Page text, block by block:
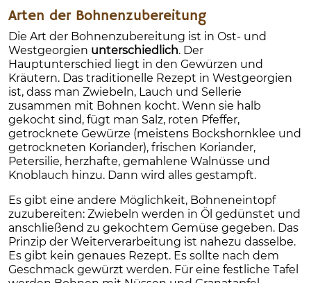
Arten der Bohnenzubereitung
Die Art der Bohnenzubereitung ist in Ost- und
Westgeorgien unterschiedlich. Der
Hauptunterschied liegt in den Gewürzen und
Kräutern. Das traditionelle Rezept in Westgeorgien
ist, dass man Zwiebeln, Lauch und Sellerie
zusammen mit Bohnen kocht. Wenn sie halb
gekocht sind, fügt man Salz, roten Pfeffer,
getrocknete Gewürze (meistens Bockshornklee und
getrockneten Koriander), frischen Koriander,
Petersilie, herzhafte, gemahlene Walnüsse und
Knoblauch hinzu. Dann wird alles gestampft.
Es gibt eine andere Möglichkeit, Bohneneintopf
zuzubereiten: Zwiebeln werden in Öl gedünstet und
anschließend zu gekochtem Gemüse gegeben. Das
Prinzip der Weiterverarbeitung ist nahezu dasselbe.
Es gibt kein genaues Rezept. Es sollte nach dem
Geschmack gewürzt werden. Für eine festliche Tafel